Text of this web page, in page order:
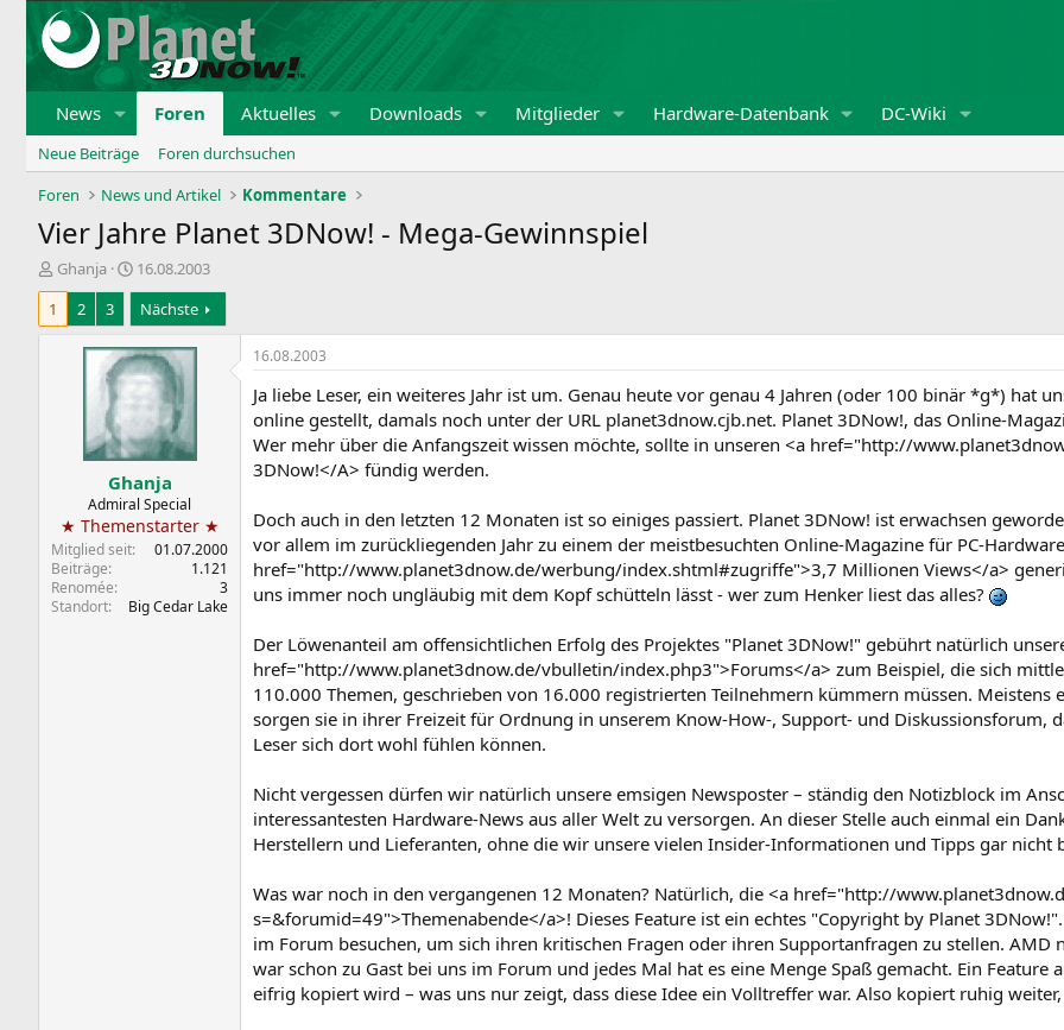
News Foren Aktuelles Downloads Mitglieder Hardware-Datenbank DC-Wiki
Neue Beiträge
Foren durchsuchen
Foren
News und Artikel Kommentare
Vier Jahre Planet 3DNow! - Mega-Gewinnspiel
E
r
t
Ghanja
E
r
s
t
e
l
l
a
m
16.08.2003
1
2 3 Nächste
Ghanja
Admiral Special
★ Themenstarter ★
Mitglied seit
01.07.2000
Beiträge
1.121
Renomée
3
Standort
Big Cedar Lake
16.08.2003
Ja liebe Leser, ein weiteres Jahr ist um. Genau heute vor genau 4 Jahren (oder 100 binär *g*) hat
online gestellt, damals noch unter der URL planet3dnow.cjb.net. Planet 3DNow!, das Online-
Wer mehr über die Anfangszeit wissen möchte, sollte in unseren <a href="http://
3DNow!</A> fündig werden.
Doch auch in den letzten 12 Monaten ist so einiges passiert. Planet 3DNow! ist erwachsen
vor allem im zurückliegenden Jahr zu einem der meistbesuchten Online-Magazine für PC-
href="http://www.planet3dnow.de/werbung/index.shtml#zugriffe">3,7 Millionen Views</a>
uns immer noch ungläubig mit dem Kopf schütteln lässt - wer zum Henker liest das alles?
Der Löwenanteil am offensichtlichen Erfolg des Projektes "Planet 3DNow!" gebührt natürlich
href="http://www.planet3dnow.de/vbulletin/index.php3">Forums</a> zum Beispiel, die sich
110.000 Themen, geschrieben von 16.000 registrierten Teilnehmern kümmern müssen.
sorgen sie in ihrer Freizeit für Ordnung in unserem Know-How-, Support- und Diskussionsforum,
Leser sich dort wohl fühlen können.
Nicht vergessen dürfen wir natürlich unsere emsigen Newsposter – ständig den Notizblock im
interessantesten Hardware-News aus aller Welt zu versorgen. An dieser Stelle auch einmal ein
Herstellern und Lieferanten, ohne die wir unsere vielen Insider-Informationen und Tipps gar nicht
Was war noch in den vergangenen 12 Monaten? Natürlich, die <a href="http://
s=&forumid=49">Themenabende</a>! Dieses Feature ist ein echtes "Copyright by Planet
im Forum besuchen, um sich ihren kritischen Fragen oder ihren Supportanfragen zu stellen. AMD
war schon zu Gast bei uns im Forum und jedes Mal hat es eine Menge Spaß gemacht. Ein
eifrig kopiert wird – was uns nur zeigt, dass diese Idee ein Volltreffer war. Also kopiert ruhig